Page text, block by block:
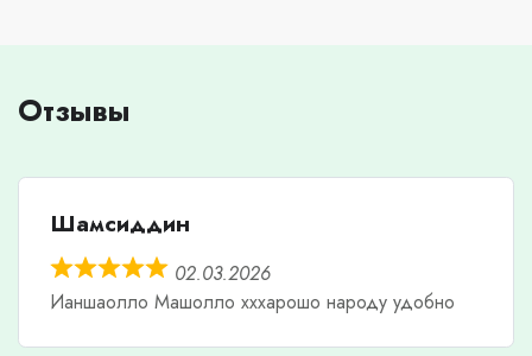
Отзывы
Шамсиддин
02.03.2026
Ианшаолло Машолло хххарошо народу удобно